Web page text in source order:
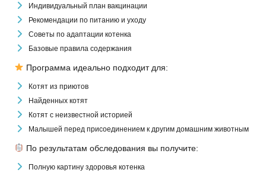
Индивидуальный план вакцинации
Рекомендации по питанию и уходу
Советы по адаптации котенка
Базовые правила содержания
Программа идеально подходит для:
Котят из приютов
Найденных котят
Котят с неизвестной историей
Малышей перед присоединением к другим домашним животным
По результатам обследования вы получите:
Полную картину здоровья котенка